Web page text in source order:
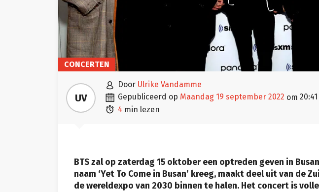
CONCERTEN
UV
 door Ulrike Vandamme
 gepubliceerd op maandag 19 september 2022 om 20:41
 4 min lezen
BTS zal op zaterdag 15 oktober een optreden geven in
naam ‘Yet To Come in Busan’ kreeg, maakt deel uit van de
de wereldexpo van 2030 binnen te halen. Het concert is